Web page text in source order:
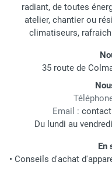
radiant, de toutes
atelier, chantier ou
climatiseurs,
35 route de
Email :
Du lundi au
En
• Conseils d'achat